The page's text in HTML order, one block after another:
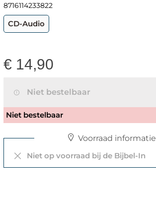
8716114233822
CD-Audio
€ 14,90
Niet bestelbaar
Niet bestelbaar
Voorraad informatie
Niet op voorraad bij de Bijbel-In